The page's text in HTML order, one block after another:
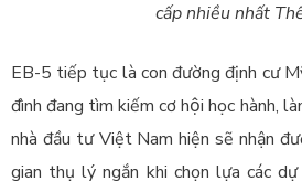
cấp nhiều nhất
EB-5 tiếp tục là con đường định cư
đình đang tìm kiếm cơ hội học hành,
nhà đầu tư Việt Nam hiện sẽ nhận
gian thụ lý ngắn khi chọn lựa các